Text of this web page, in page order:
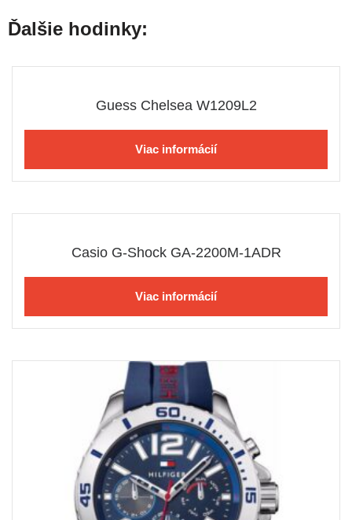
Ďalšie hodinky:
Guess Chelsea W1209L2
Viac informácií
Casio G-Shock GA-2200M-1ADR
Viac informácií